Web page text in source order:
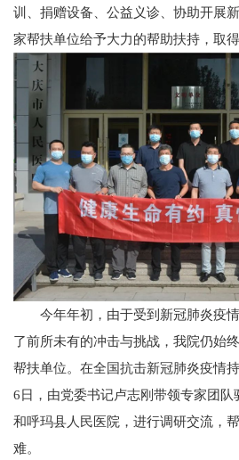
训、捐赠设备、公益义诊、协助开展
家帮扶单位给予大力的帮助扶持，取得
今年年初，由于受到新冠肺炎疫
了前所未有的冲击与挑战，我院仍始
帮扶单位。在全国抗击新冠肺炎疫情
6日，由党委书记卢志刚带领专家团
和呼玛县人民医院，进行调研交流，
难。